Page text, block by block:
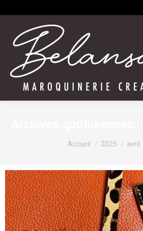
Vous êtes ici :
Accueil 2025 avril